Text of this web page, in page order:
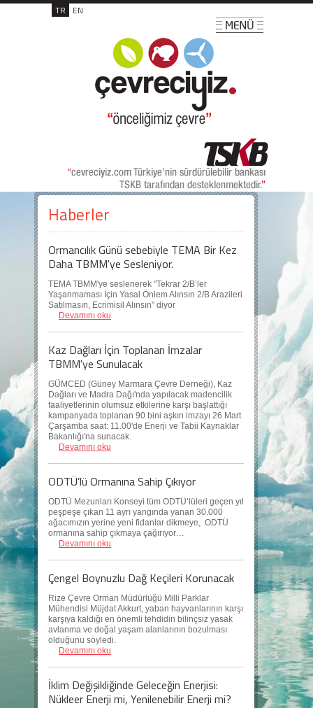
TR EN
Haberler
Ormancılık Günü sebebiyle TEMA Bir Kez
Daha TBMM'ye Sesleniyor.
TEMA TBMM'ye seslenerek "Tekrar 2/B’ler
Yaşanmaması İçin Yasal Önlem Alınsın 2/B Arazileri
Satılmasın, Ecrimisil Alınsın" diyor
Devamını oku
Kaz Dağları İçin Toplanan İmzalar
TBMM'ye Sunulacak
GÜMCED (Güney Marmara Çevre Derneği), Kaz
Dağları ve Madra Dağı'nda yapılacak madencilik
faaliyetlerinin olumsuz etkilerine karşı başlattığı
kampanyada toplanan 90 bini aşkın imzayı 26 Mart
Çarşamba saat: 11.00'de Enerji ve Tabii Kaynaklar
Bakanlığı'na sunacak.
Devamını oku
ODTÜ’lü Ormanına Sahip Çıkıyor
ODTÜ Mezunları Konseyi tüm ODTÜ’lüleri geçen yıl
peşpeşe çıkan 11 ayrı yangında yanan 30.000
ağacımızın yerine yeni fidanlar dikmeye, ODTÜ
ormanına sahip çıkmaya çağırıyor…
Devamını oku
Çengel Boynuzlu Dağ Keçileri Korunacak
Rize Çevre Orman Müdürlüğü Milli Parklar
Mühendisi Müjdat Akkurt, yaban hayvanlarının karşı
karşıya kaldığı en önemli tehdidin bilinçsiz yasak
avlanma ve doğal yaşam alanlarının bozulması
olduğunu söyledi.
Devamını oku
İklim Değişikliğinde Geleceğin Enerjisi:
Nükleer Enerji mi, Yenilenebilir Enerji mi?